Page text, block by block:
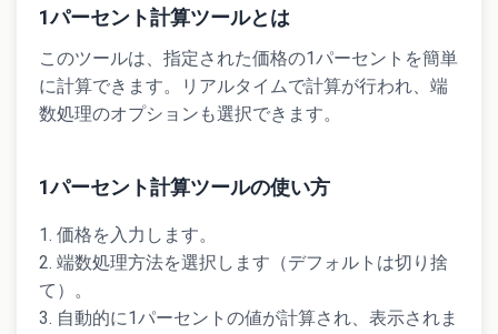
1パーセント計算ツールとは
このツールは、指定された価格の1パーセントを簡単
に計算できます。リアルタイムで計算が行われ、端
数処理のオプションも選択できます。
1パーセント計算ツールの使い方
価格を入力します。
端数処理方法を選択します（デフォルトは切り捨
て）。
自動的に1パーセントの値が計算され、表示されま